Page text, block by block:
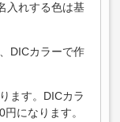
入れする色は基
DICカラーで作
ます。DICカラ
になります。